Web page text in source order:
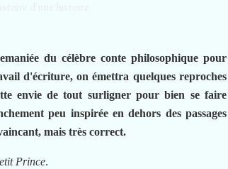
du célèbre conte philosophique pour
d'écriture, on émettra quelques reproches
envie de tout surligner pour bien se faire
peu inspirée en dehors des passages
mais très correct.
Prince.